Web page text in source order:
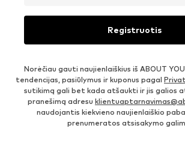
Registruotis
Norėčiau gauti naujienlaiškius iš ABOUT
tendencijas, pasiūlymus ir kuponus pagal
sutikimą gali bet kada atšaukti ir jis galios
pranešimą adresu
naudojantis kiekvieno naujienlaiškio
prenumeratos atsisakymo